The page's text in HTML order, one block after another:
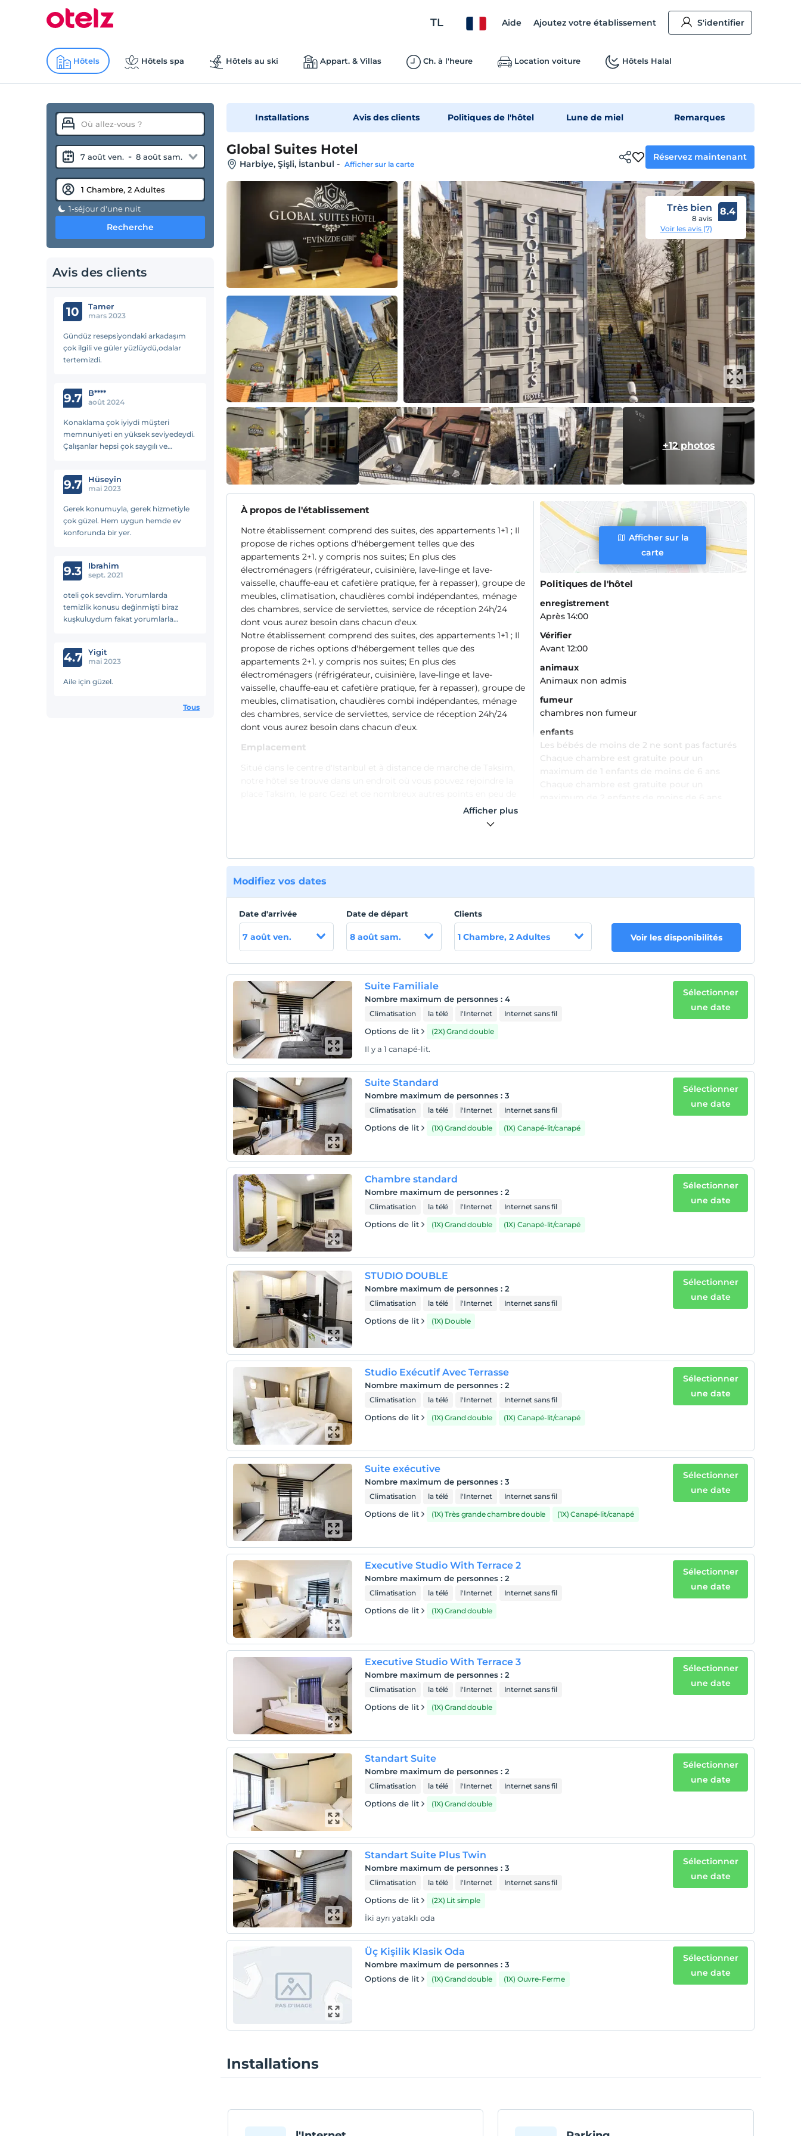
TL Aide Ajoutez votre établissement S'identifier
Hôtels Hôtels spa Hôtels au ski Appart. & Villas Ch. à l'heure Location voiture Hôtels Halal
7 août ven. - 8 août sam.
1-séjour d'une nuit
Recherche
Avis des clients
10 Tamer
mars 2023
Gündüz resepsiyondaki arkadaşım
çok ilgili ve güler yüzlüydü,odalar
tertemizdi.
9.7 B****
août 2024
Konaklama çok iyiydi müşteri
memnuniyeti en yüksek seviyedeydi.
Çalışanlar hepsi çok saygılı ve
9.7 Hüseyin
mai 2023
Gerek konumuyla, gerek hizmetiyle
çok güzel. Hem uygun hemde ev
konforunda bir yer.
9.3 Ibrahim
sept. 2021
oteli çok sevdim. Yorumlarda
temizlik konusu değinmişti biraz
kuşkuluydum fakat yorumlarla
4.7 Yigit
mai 2023
Aile için güzel.
Tous
Installations Avis des clients Politiques de l'hôtel Lune de miel Remarques
Global Suites Hotel
Harbiye, Şişli, İstanbul - Afficher sur la carte
Réservez maintenant
Très bien
8 avis
Voir les avis (7)
8.4
+12 photos
À propos de l'établissement
Notre établissement comprend des suites, des appartements 1+1 ; Il
propose de riches options d'hébergement telles que des
appartements 2+1. y compris nos suites; En plus des
électroménagers (réfrigérateur, cuisinière, lave-linge et lave-
vaisselle, chauffe-eau et cafetière pratique, fer à repasser), groupe de
meubles, climatisation, chaudières combi indépendantes, ménage
des chambres, service de serviettes, service de réception 24h/24
dont vous aurez besoin dans chacun d'eux.
Notre établissement comprend des suites, des appartements 1+1 ; Il
propose de riches options d'hébergement telles que des
appartements 2+1. y compris nos suites; En plus des
électroménagers (réfrigérateur, cuisinière, lave-linge et lave-
vaisselle, chauffe-eau et cafetière pratique, fer à repasser), groupe de
meubles, climatisation, chaudières combi indépendantes, ménage
des chambres, service de serviettes, service de réception 24h/24
dont vous aurez besoin dans chacun d'eux.
Emplacement
Situé dans le centre d'Istanbul et à distance de marche de Taksim,
temps. Il est très facile de rejoindre les centres historiques,
touristiques et de congrès depuis notre hôtel situé en centre-ville.
Afficher sur la
carte
Politiques de l'hôtel
enregistrement
Après 14:00
Vérifier
Avant 12:00
animaux
Animaux non admis
fumeur
chambres non fumeur
enfants
Les bébés de moins de 2 ne sont pas facturés
Chaque chambre est gratuite pour un
maximum de 1 enfants de moins de 6 ans
Afficher plus
Modifiez vos dates
Date d'arrivée
7 août ven.
Date de départ
8 août sam.
Clients
1 Chambre, 2 Adultes Voir les disponibilités
Suite Familiale
Nombre maximum de personnes :4
Climatisation la télé l'Internet Internet sans fil
Options de lit (2X) Grand double
Il y a 1 canapé-lit.
Sélectionner
une date
Suite Standard
Nombre maximum de personnes :3
Climatisation la télé l'Internet Internet sans fil
Options de lit (1X) Grand double (1X) Canapé-lit/canapé
Sélectionner
une date
Chambre standard
Nombre maximum de personnes :2
Climatisation la télé l'Internet Internet sans fil
Options de lit (1X) Grand double (1X) Canapé-lit/canapé
Sélectionner
une date
STUDIO DOUBLE
Nombre maximum de personnes :2
Climatisation la télé l'Internet Internet sans fil
Options de lit (1X) Double
Sélectionner
une date
Studio Exécutif Avec Terrasse
Nombre maximum de personnes :2
Climatisation la télé l'Internet Internet sans fil
Options de lit (1X) Grand double (1X) Canapé-lit/canapé
Sélectionner
une date
Suite exécutive
Nombre maximum de personnes :3
Climatisation la télé l'Internet Internet sans fil
Options de lit (1X) Très grande chambre double (1X) Canapé-lit/canapé
Sélectionner
une date
Executive Studio With Terrace 2
Nombre maximum de personnes :2
Climatisation la télé l'Internet Internet sans fil
Options de lit (1X) Grand double
Sélectionner
une date
Executive Studio With Terrace 3
Nombre maximum de personnes :2
Climatisation la télé l'Internet Internet sans fil
Options de lit (1X) Grand double
Sélectionner
une date
Standart Suite
Nombre maximum de personnes :2
Climatisation la télé l'Internet Internet sans fil
Options de lit (1X) Grand double
Sélectionner
une date
Standart Suite Plus Twin
Nombre maximum de personnes :3
Climatisation la télé l'Internet Internet sans fil
Options de lit (2X) Lit simple
İki ayrı yataklı oda
Sélectionner
une date
Üç Kişilik Klasik Oda
Nombre maximum de personnes :3
Options de lit
(1X) Grand double (1X) Ouvre-Ferme
Sélectionner
une date
Installations